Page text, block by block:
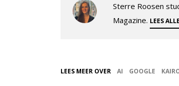
Sterre Roosen
Magazine. LEES
LEES MEER OVER AI GOOGLE